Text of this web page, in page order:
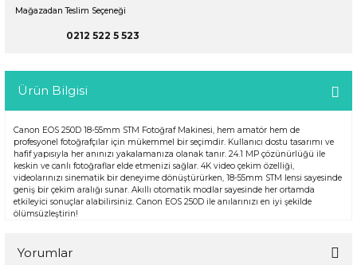
Mağazadan Teslim Seçeneği
0212 522 5 523
Ürün Bilgisi
Canon EOS 250D 18-55mm STM Fotoğraf Makinesi, hem amatör hem de
profesyonel fotoğrafçılar için mükemmel bir seçimdir. Kullanıcı dostu tasarımı ve
hafif yapısıyla her anınızı yakalamanıza olanak tanır. 24.1 MP çözünürlüğü ile
keskin ve canlı fotoğraflar elde etmenizi sağlar. 4K video çekim özelliği,
videolarınızı sinematik bir deneyime dönüştürürken, 18-55mm STM lensi sayesinde
geniş bir çekim aralığı sunar. Akıllı otomatik modlar sayesinde her ortamda
etkileyici sonuçlar alabilirsiniz. Canon EOS 250D ile anılarınızı en iyi şekilde
ölümsüzleştirin!
Yorumlar